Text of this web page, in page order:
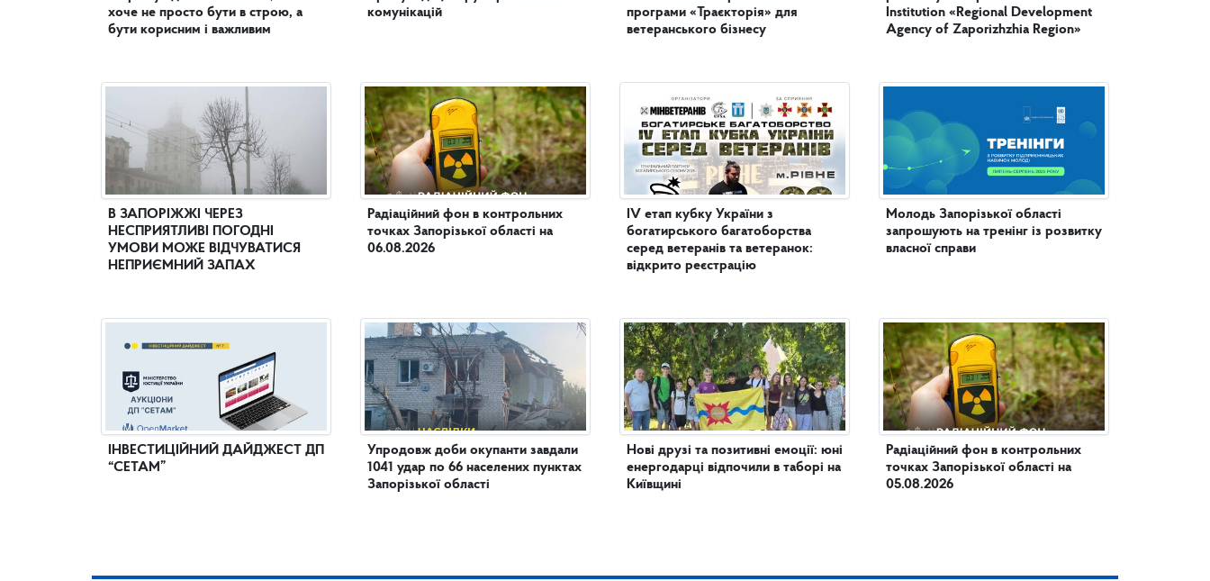
хоче не просто бути в строю, а
бути корисним і важливим
В ЗАПОРІЖЖІ ЧЕРЕЗ
НЕСПРИЯТЛИВІ ПОГОДНІ
УМОВИ МОЖЕ ВІДЧУВАТИСЯ
НЕПРИЄМНИЙ ЗАПАХ
ІНВЕСТИЦІЙНИЙ ДАЙДЖЕСТ ДП
“СЕТАМ”
комунікацій
Радіаційний фон в контрольних
точках Запорізької області на
06.08.2026
Упродовж доби окупанти завдали
1041 удар по 66 населених пунктах
Запорізької області
програми «Траєкторія» для
ветеранського бізнесу
IV етап кубку України з
богатирського багатоборства
серед ветеранів та ветеранок:
відкрито реєстрацію
Нові друзі та позитивні емоції: юні
енергодарці відпочили в таборі на
Київщині
Institution «Regional Development
Agency of Zaporizhzhia Region»
Молодь Запорізької області
запрошують на тренінг із розвитку
власної справи
Радіаційний фон в контрольних
точках Запорізької області на
05.08.2026